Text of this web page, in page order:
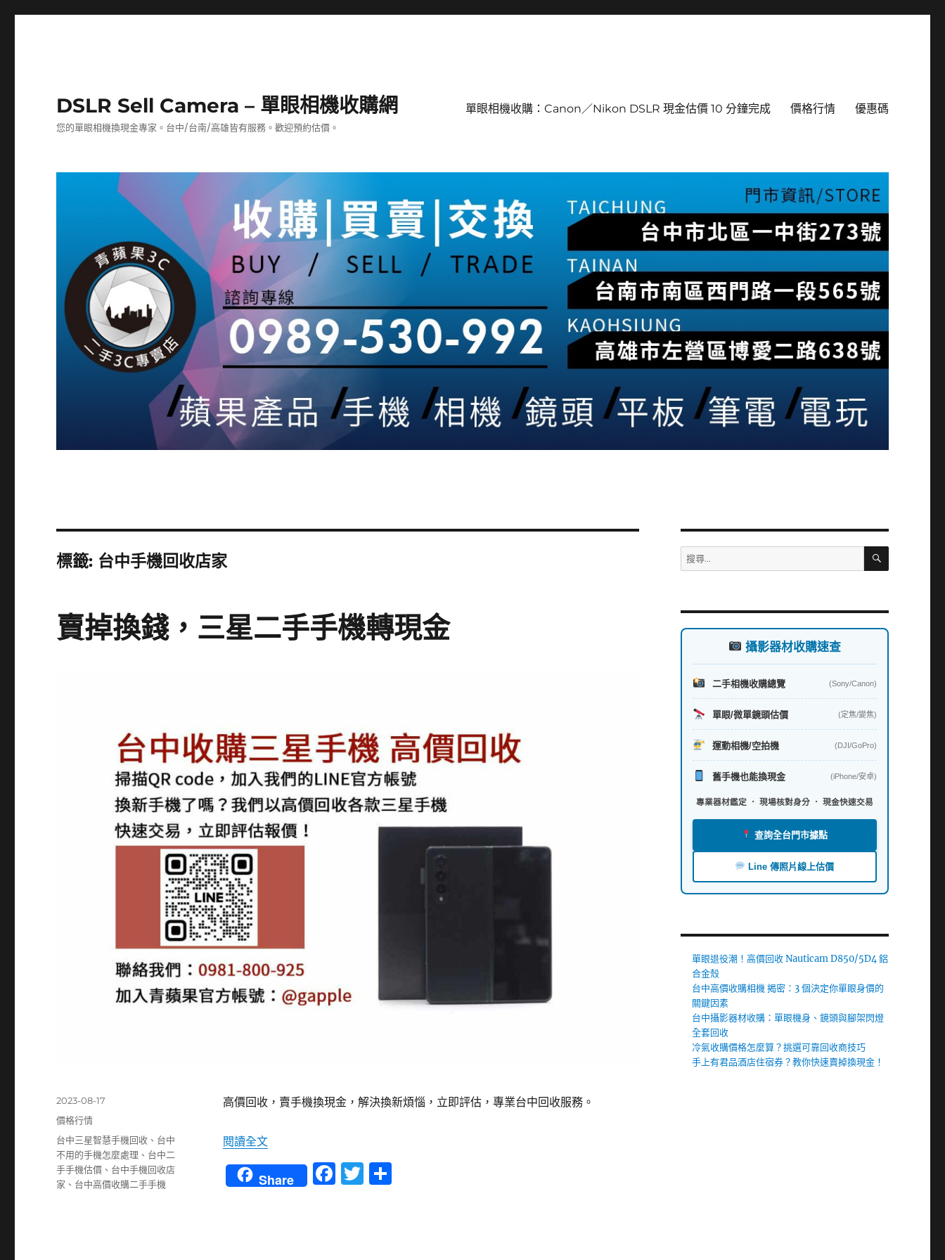
DSLR Sell Camera – 單眼相機收購網
您的單眼相機換現金專家。台中/台南/高雄皆有服務。歡迎預約估價。
單眼相機收購：Canon／Nikon DSLR 現金估價 10 分鐘完成 價格行情 優惠碼
標籤: 台中手機回收店家
賣掉換錢，三星二手手機轉現金
高價回收，賣手機換現金，解決換新煩惱，立即評估，專業台中回收服務。
閱讀全文〈賣掉換錢，三星二手手機轉現金〉
Share
F T 分
發
佈
期:
2023-08-17
分
類
價格行情
標
籤
台中三星智慧手機回收 、 台中
不用的手機怎麼處理 、 台中二
手手機估價 、 台中手機回收店
家 、 台中高價收購二手手機
搜
尋
字:
搜
攝影器材收購速查
二手相機收購總覽 (Sony/Canon)
單眼/微單鏡頭估價 (定焦/變焦)
運動相機/空拍機 (DJI/GoPro)
舊手機也能換現金 (iPhone/安卓)
專業器材鑑定 ． 現場核對身分 ． 現金快速交易
查詢全台門市據點
Line 傳照片線上估價
單眼退役潮！高價回收 Nauticam D850/5D4 鋁
合金殼
台中高價收購相機 揭密：3 個決定你單眼身價的
關鍵因素
台中攝影器材收購：單眼機身、鏡頭與腳架閃燈
全套回收
冷氣收購價格怎麼算？挑選可靠回收商技巧
手上有君品酒店住宿券？教你快速賣掉換現金！